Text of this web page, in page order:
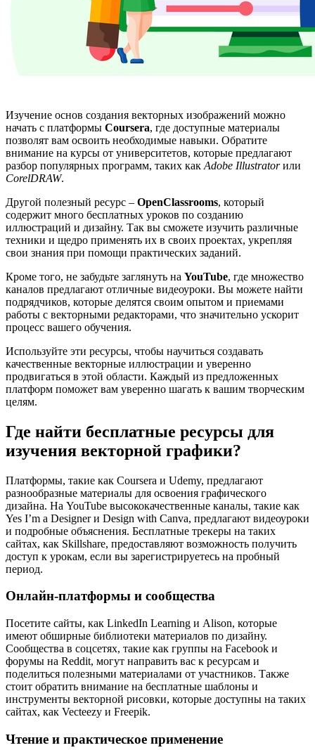
Изучение основ создания векторных изображений можно
начать с платформы Coursera, где доступные материалы
позволят вам освоить необходимые навыки. Обратите
внимание на курсы от университетов, которые предлагают
разбор популярных программ, таких как Adobe Illustratorили
CorelDRAW.
Другой полезный ресурс – OpenClassrooms, который
содержит много бесплатных уроков по созданию
иллюстраций и дизайну. Так вы сможете изучить различные
техники и щедро применять их в своих проектах, укрепляя
свои знания при помощи практических заданий.
Кроме того, не забудьте заглянуть на YouTube, где множество
каналов предлагают отличные видеоуроки. Вы можете найти
подрядчиков, которые делятся своим опытом и приемами
работы с векторными редакторами, что значительно ускорит
процесс вашего обучения.
Используйте эти ресурсы, чтобы научиться создавать
качественные векторные иллюстрации и уверенно
продвигаться в этой области. Каждый из предложенных
платформ поможет вам уверенно шагать к вашим творческим
целям.
Где найти бесплатные ресурсы для
изучения векторной графики?
Платформы, такие как Coursera и Udemy, предлагают
разнообразные материалы для освоения графического
дизайна. На YouTube высококачественные каналы, такие как
Yes I’m a Designer и Design with Canva, предлагают видеоуроки
и подробные объяснения. Бесплатные трекеры на таких
сайтах, как Skillshare, предоставляют возможность получить
доступ к урокам, если вы зарегистрируетесь на пробный
период.
Онлайн-платформы и сообщества
Посетите сайты, как LinkedIn Learning и Alison, которые
имеют обширные библиотеки материалов по дизайну.
Сообщества в соцсетях, такие как группы на Facebook и
форумы на Reddit, могут направить вас к ресурсам и
поделиться полезными материалами от участников. Также
стоит обратить внимание на бесплатные шаблоны и
инструменты векторной рисовки, которые доступны на таких
сайтах, как Vecteezy и Freepik.
Чтение и практическое применение